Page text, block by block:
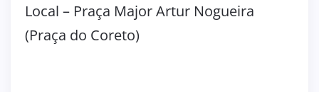
Local – Praça Major Artur Nogueira
(Praça do Coreto)